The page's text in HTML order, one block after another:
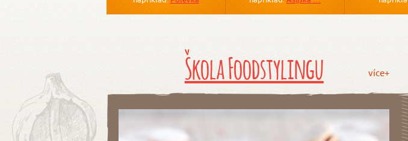
Škola Foodstylingu více+